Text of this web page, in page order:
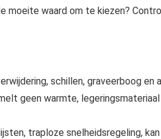
moeite waard om te kiezen?
schillen, graveerboog en
geen warmte,
traploze snelheidsregeling,